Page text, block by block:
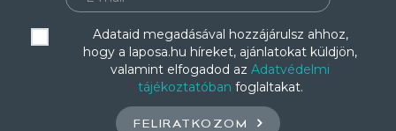
Adataid megadásával hozzájárulsz ahhoz,
hogy a laposa.hu híreket, ajánlatokat küldjön,
valamint elfogadod az Adatvédelmi
tájékoztatóban foglaltakat.
FELIRATKOZOM